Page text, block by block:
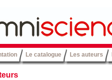
Le catalogue Les auteurs